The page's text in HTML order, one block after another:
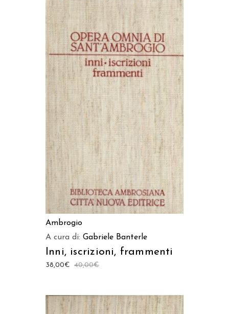
AGGIUNGI AL CARRELLO
Ambrogio
A cura di: Gabriele Banterle
Inni, iscrizioni, frammenti
40,00€
38,00€